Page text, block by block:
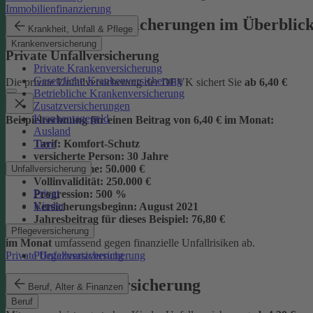
Immobilienfinanzierung
Krankheit, Unfall & Pflege
Krankenversicherung
Private Krankenversicherung
Gesetzliche Krankenversicherung
Betriebliche Krankenversicherung
Zusatzversicherungen
Krankentagegeld
Ausland
Tiere
Unfallversicherung
Privat
Kinder
Pflegeversicherung
Pflegezusatzversicherung
Beruf, Alter & Finanzen
Beruf
Unsere Unfallversicherungen im
Private Unfallversicherung
Die private Unfallversicherung der DEVK sichert Sie ab 6,40 €
Beispielrechnung für einen Beitrag von 6,40 € im Monat:
Tarif: Komfort-Schutz
versicherte Person: 30 Jahre
Grundsumme: 50.000 €
Vollinvalidität: 250.000 €
Progression: 500 %
Versicherungsbeginn: August 2021
Jahresbeitrag für dieses Beispiel: 76,80 €
im Monat umfassend gegen finanzielle Unfallrisiken ab.
Private Unfallversicherung
Kinder-Unfallversicherung